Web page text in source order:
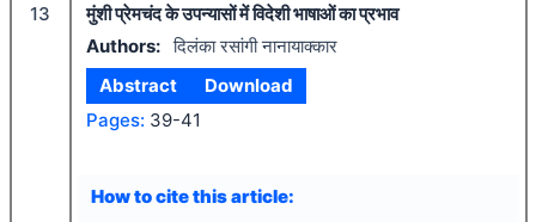
13
मुंशी प्रेमचंद के उपन्यासों में विदेशी भाषाओं का प्रभाव
Authors: दिलंका रसांगी नानायाक्कार
Abstract
Download
Pages: 39-41
How to cite this article: